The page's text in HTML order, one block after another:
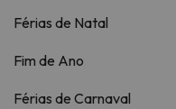
Férias de Natal
Fim de Ano
Férias de Carnaval